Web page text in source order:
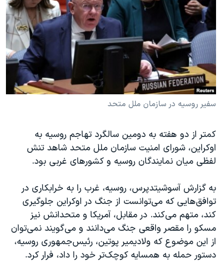
فرهنگ و زندگی
حقوق شهروندی
اقتصادی
علم و فناوری
اسرائیل در جنگ
مستندها
انتخابات ریاست جمهوری آمریکا ۲۰۲۴
حمله جمهوری اسلامی به اسرائیل
رمز مهسا
ورزش زنان در ایران
تریبونال مردمی آبان ۹۸
دادگاه حمید نوری
قانون شفافیت دارائی کادر رهبری ایران
اعتراضات مردمی آبان ۹۸
اسرائیل در جنگ
نرگس محمدی برنده جایزه نوبل صلح
همایش محافظه‌کاران آمریکا «سی‌پک»
دنبال کنید
زبانهای مختلف
سفیر روسیه در سازمان ملل متحد
کمتر از دو هفته به دومین سالگرد تهاجم روسیه به
اوکراین، شورای امنیت سازمان ملل متحد شاهد تنش
لفظی میان نمایندگان روسیه و کشورهای غربی بود.
به گزارش آسوشیتدپرس، روسیه، غرب را به خرابکاری در
توافق‌هایی که می‌توانست از جنگ در اوکراین جلوگیری
کند، متهم می‌کند. در مقابل، آمریکا و متحدانش نیز
مسکو را مقصر واقعی جنگ می‌دانند و می‌گویند نمی‌توان
از این موضوع که ولادیمیر پوتین، رئیس‌جمهوری روسیه،
دستور حمله به همسایه کوچک‌تر خود را داد، فرار کرد.